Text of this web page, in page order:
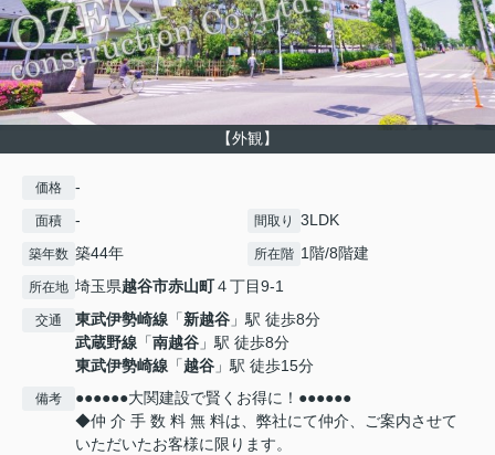
【外観】
価格 -
面積 - 間取り 3LDK
築年数 築44年 所在階 1階/8階建
所在地 埼玉県越谷市赤山町４丁目9-1
交通 東武伊勢崎線 「新越谷 」駅 徒歩8分
武蔵野線 「南越谷 」駅 徒歩8分
東武伊勢崎線 「越谷 」駅 徒歩15分
備考
●●●●●●大関建設で賢くお得に！●●●●●●
◆仲 介 手 数 料 無 料は、弊社にて仲介、ご案内させて
いただいたお客様に限ります。